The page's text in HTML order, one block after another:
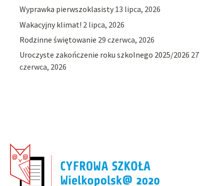
Wyprawka pierwszoklasisty 13 lipca, 2026
Wakacyjny klimat! 2 lipca, 2026
Rodzinne świętowanie 29 czerwca, 2026
Uroczyste zakończenie roku szkolnego 2025/2026 27
czerwca, 2026